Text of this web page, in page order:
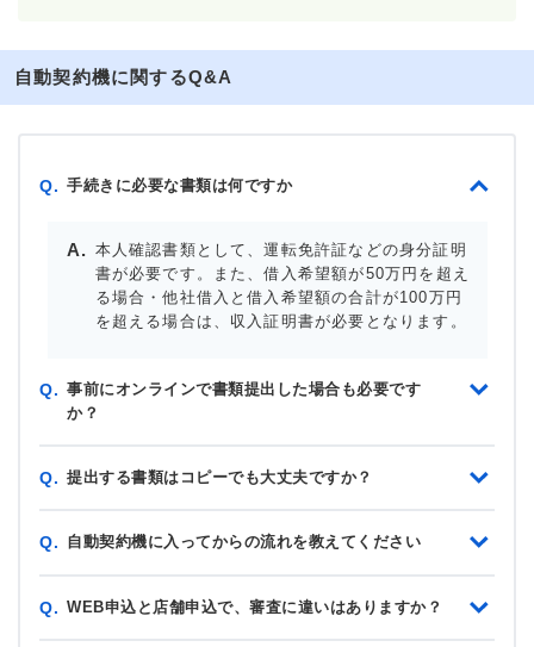
自動契約機に関するQ&A
Q. 手続きに必要な書類は何ですか
本人確認書類として、運転免許証などの身分証明
書が必要です。また、借入希望額が50万円を超え
る場合・他社借入と借入希望額の合計が100万円
を超える場合は、収入証明書が必要となります。
Q. 事前にオンラインで書類提出した場合も必要です
か？
Q. 提出する書類はコピーでも大丈夫ですか？
Q. 自動契約機に入ってからの流れを教えてください
Q. WEB申込と店舗申込で、審査に違いはありますか？